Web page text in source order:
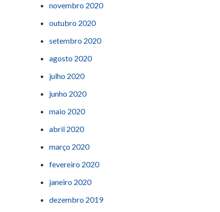
novembro 2020
outubro 2020
setembro 2020
agosto 2020
julho 2020
junho 2020
maio 2020
abril 2020
março 2020
fevereiro 2020
janeiro 2020
dezembro 2019